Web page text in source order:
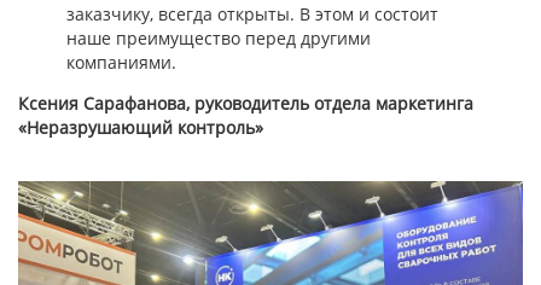
заказчику, всегда открыты. В этом и состоит
наше преимущество перед другими
компаниями.
Ксения Сарафанова, руководитель отдела маркетинга
«Неразрушающий контроль»